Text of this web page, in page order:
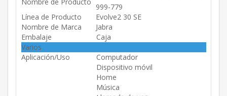
999-779
Línea de Producto
Evolve2 30 SE
Nombre de Marca
Jabra
Embalaje
Caja
Varios
Aplicación/Uso
Computador
Dispositivo móvil
Home
Música